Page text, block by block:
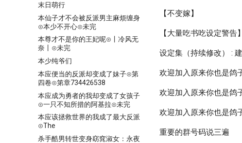
末日萌行
本仙子才不会被反派男主麻烦缠身
⊙本少不开心⊙未完
本尊才不是你的王妃呢⊙丨冷风无
奈丨⊙未完
本少纯爷们
本应便当的反派却变成了妹子⊙第
四卷⊙第章734426538
本应成为勇者的我却变成了女孩子
⊙一只不知所措的阿基拉⊙未完
本应该拯救世界的我成了最大反派
⊙The
杀手酷男转世变身窈窕淑女：永夜
【不变嫁】
【大量吃书吃设定警告】
设定集（持续修改） : 建
欢迎加入原来你也是鸽
欢迎加入原来你也是鸽
欢迎加入原来你也是鸽
重要的群号码说三遍